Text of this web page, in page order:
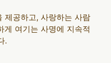
제공하고, 사랑하는 사람
게 여기는 사명에 지속적
.